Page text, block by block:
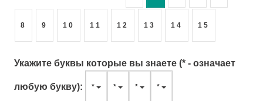
8 9 10 11 12 13 14 15
Укажите буквы которые вы знаете (* - означает
любую букву): * * * *